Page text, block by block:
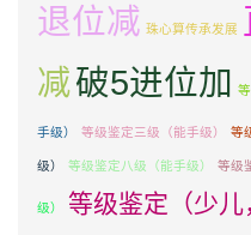
退位减 珠心算传承发展
减破5进位加
手级） 等级鉴定三级（能手级） 等
级） 等级鉴定八级（能手级） 等级
级） 等级鉴定（少儿